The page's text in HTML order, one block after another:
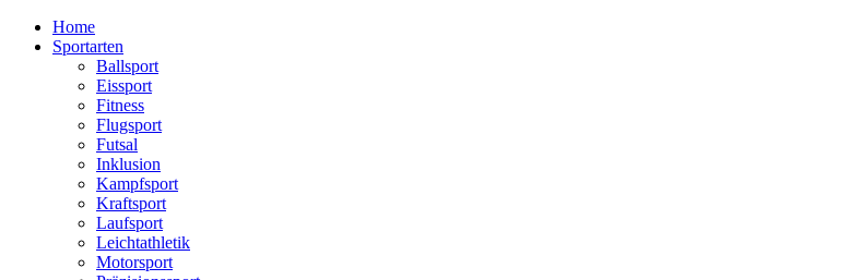
Menü
Home
Sportarten
Ballsport
Eissport
Fitness
Flugsport
Futsal
Inklusion
Kampfsport
Kraftsport
Laufsport
Leichtathletik
Motorsport